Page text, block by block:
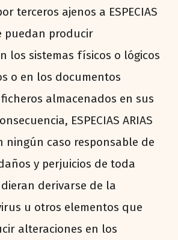
terceros ajenos a ESPECIAS
puedan producir
los sistemas físicos o lógicos
o en los documentos
almacenados en sus
ESPECIAS ARIAS
ningún caso responsable de
y perjuicios de toda
derivarse de la
u otros elementos que
alteraciones en los